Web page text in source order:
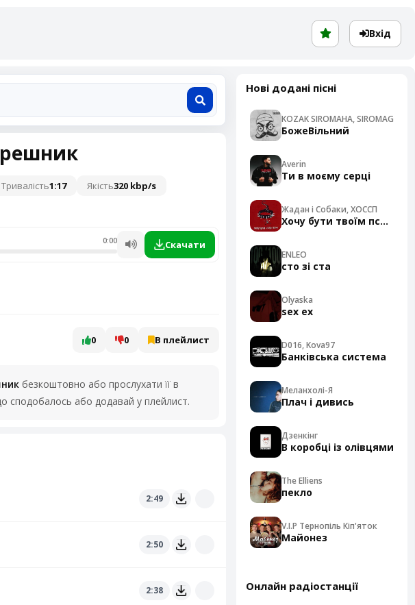
Вхід
Тривалість1:17 Якість320 kbp/s
0:00 Скачати
0 0 В плейлист
безкоштовно або прослухати її в
сподобалось або додавай у плейлист.
2:49
2:50
2:38
Нові додані пісні
KOZAK SIROMAHA, SIROMAG
БожеВільний
Averin
Ти в моєму серці
Жадан і Собаки, ХОССП
Хочу бути твоїм псом - Cover
ENLEO
сто зі ста
Olyaska
sex ex
D016, Kova97
Банківська система
Меланхолі-Я
Плач і дивись
Дзенкінг
В коробці із олівцями
The Elliens
пекло
V.I.P Тернопіль Кіп'яток
Майонез
Онлайн радіостанції